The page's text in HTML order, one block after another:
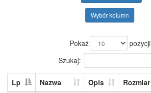
Wybór kolumn
Pokaż
pozycji
Szukaj:
Lp Nazwa Opis Rozmiar